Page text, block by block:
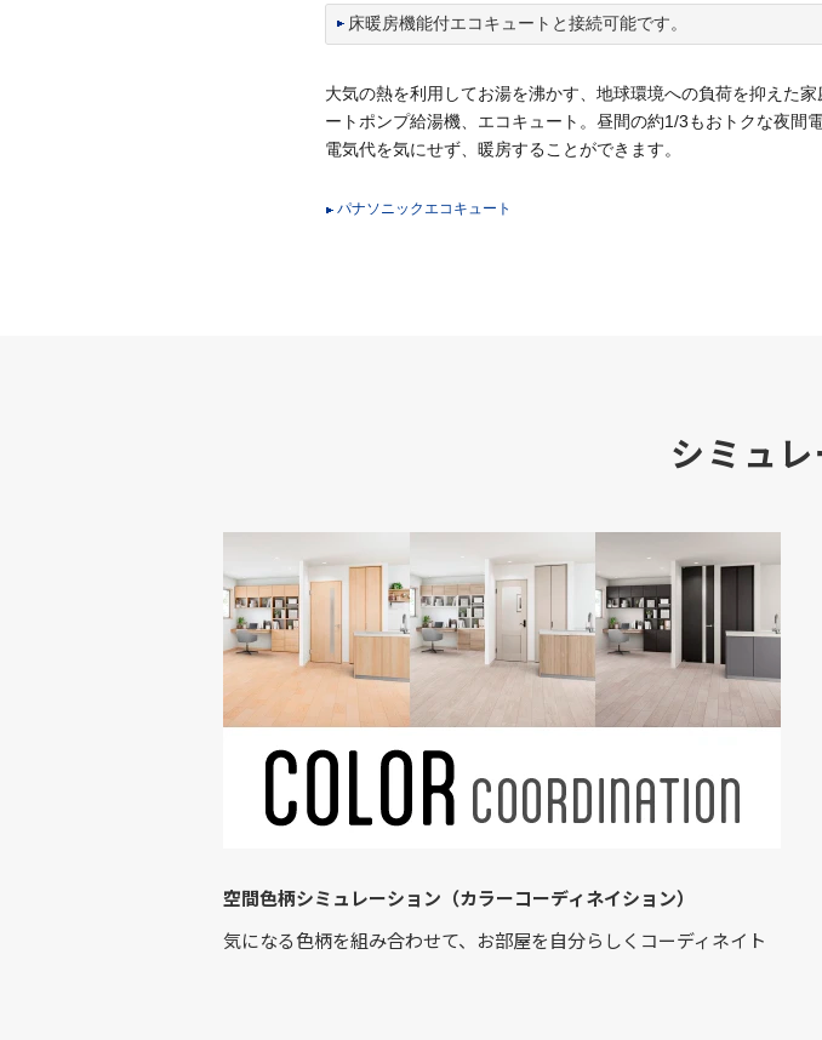
床暖房機能付エコキュートと接続可能です。
大気の熱を利用してお湯を沸かす、地球環境への負荷を抑えた
ートポンプ給湯機、エコキュート。昼間の約1/3もおトクな夜間
電気代を気にせず、暖房することができます。
パナソニックエコキュート
シミュ
空間色柄シミュレーション（カラーコーディネイション）
気になる色柄を組み合わせて、お部屋を自分らしくコーディネイト